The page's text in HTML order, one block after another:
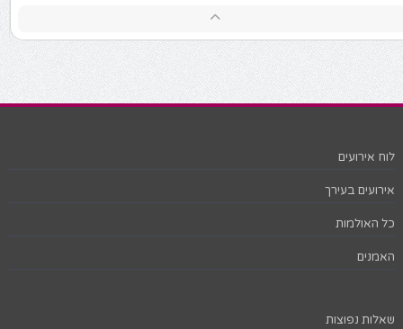
לוח אירועים
אירועים בעירך
כל האולמות
האמנים
שאלות נפוצות